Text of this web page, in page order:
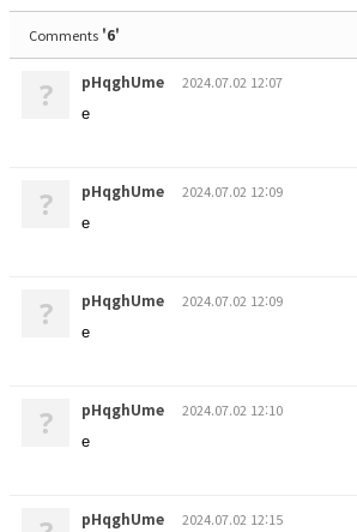
Comments '6'
? pHqghUme 2024.07.02 12:07
e
? pHqghUme 2024.07.02 12:09
e
? pHqghUme 2024.07.02 12:09
e
? pHqghUme 2024.07.02 12:10
e
pHqghUme 2024.07.02 12:15